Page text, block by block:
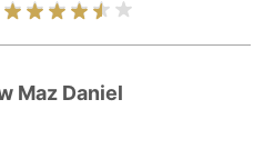
Maz Daniel